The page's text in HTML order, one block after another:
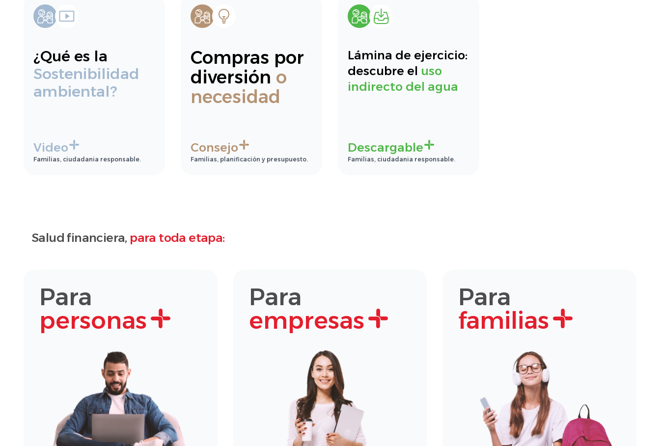
¿Qué es la
Sostenibilidad
ambiental?
Video
Familias, ciudadania responsable.
Compras por
diversión o
necesidad
Consejo
Familias, planificación y presupuesto.
Lámina de ejercicio:
descubre el uso
indirecto del agua
Descargable
Familias, ciudadania responsable.
Salud financiera, para toda etapa:
Para
personas
Para
empresas
Para
familias